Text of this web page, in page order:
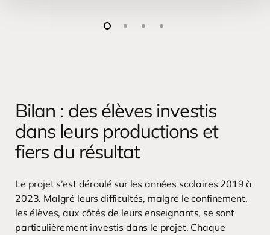
Bilan : des élèves investis
dans leurs productions et
fiers du résultat
Le projet s’est déroulé sur les années scolaires 2019 à
2023. Malgré leurs difficultés, malgré le confinement,
les élèves, aux côtés de leurs enseignants, se sont
particulièrement investis dans le projet. Chaque